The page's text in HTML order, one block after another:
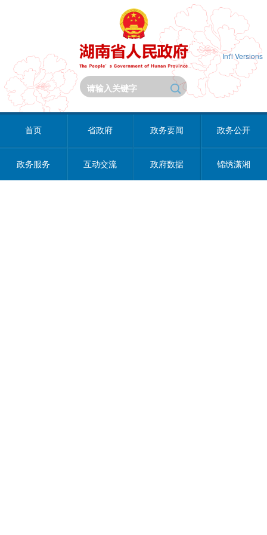
Int'l Versions
首页 省政府 政务要闻 政务公开
政务服务 互动交流 政府数据 锦绣潇湘